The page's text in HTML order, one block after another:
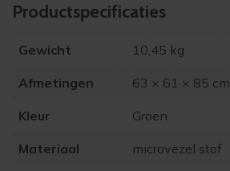
Product­specificaties
Gewicht 10,45 kg
Afmetingen 63 × 61 × 85 cm
Kleur Groen
Materiaal microvezel stof